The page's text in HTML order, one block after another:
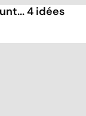
4 idées